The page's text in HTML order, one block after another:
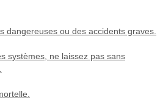
ou des accidents graves.
systèmes, ne laissez pas sans